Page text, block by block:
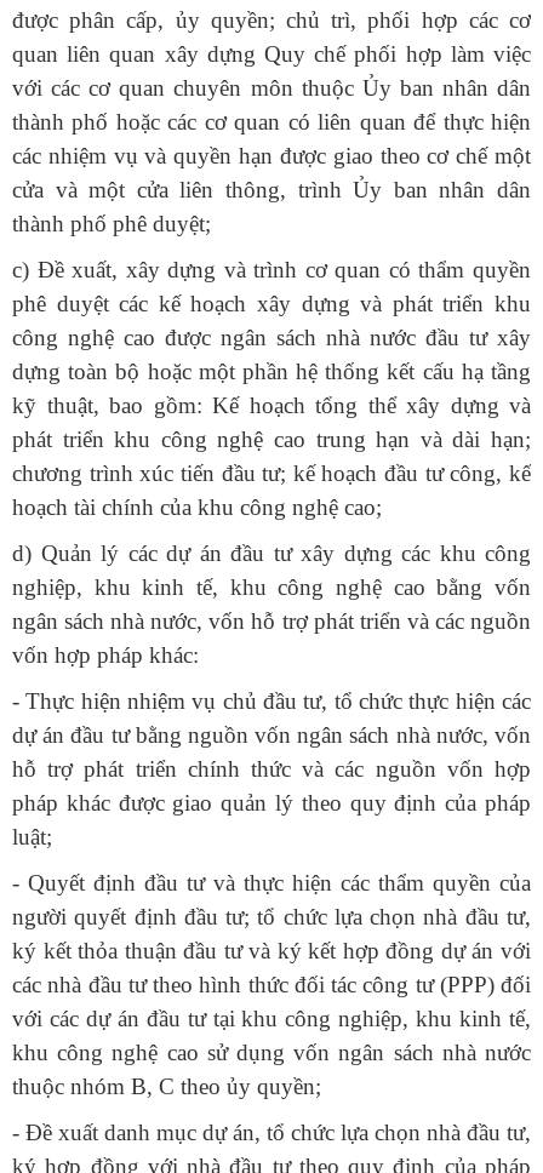
được phân cấp, ủy quyền; chủ trì, phối hợp các cơ
quan liên quan xây dựng Quy chế phối hợp làm việc
với các cơ quan chuyên môn thuộc Ủy ban nhân dân
thành phố hoặc các cơ quan có liên quan để thực hiện
các nhiệm vụ và quyền hạn được giao theo cơ chế một
cửa và một cửa liên thông, trình Ủy ban nhân dân
thành phố phê duyệt;
c) Đề xuất, xây dựng và trình cơ quan có thẩm quyền
phê duyệt các kế hoạch xây dựng và phát triển khu
công nghệ cao được ngân sách nhà nước đầu tư xây
dựng toàn bộ hoặc một phần hệ thống kết cấu hạ tầng
kỹ thuật, bao gồm: Kế hoạch tổng thể xây dựng và
phát triển khu công nghệ cao trung hạn và dài hạn;
chương trình xúc tiến đầu tư; kế hoạch đầu tư công, kế
hoạch tài chính của khu công nghệ cao;
d) Quản lý các dự án đầu tư xây dựng các khu công
nghiệp, khu kinh tế, khu công nghệ cao bằng vốn
ngân sách nhà nước, vốn hỗ trợ phát triển và các nguồn
vốn hợp pháp khác:
- Thực hiện nhiệm vụ chủ đầu tư, tổ chức thực hiện các
dự án đầu tư bằng nguồn vốn ngân sách nhà nước, vốn
hỗ trợ phát triển chính thức và các nguồn vốn hợp
pháp khác được giao quản lý theo quy định của pháp
luật;
- Quyết định đầu tư và thực hiện các thẩm quyền của
người quyết định đầu tư; tổ chức lựa chọn nhà đầu tư,
ký kết thỏa thuận đầu tư và ký kết hợp đồng dự án với
các nhà đầu tư theo hình thức đối tác công tư (PPP) đối
với các dự án đầu tư tại khu công nghiệp, khu kinh tế,
khu công nghệ cao sử dụng vốn ngân sách nhà nước
thuộc nhóm B, C theo ủy quyền;
- Đề xuất danh mục dự án, tổ chức lựa chọn nhà đầu tư,
ký hợp đồng với nhà đầu tư theo quy định của pháp